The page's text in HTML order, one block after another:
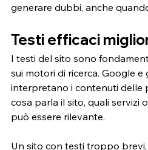
generare dubbi, anche
Testi efficaci
I testi del sito sono
sui motori di ricerca. Google e
interpretano i contenuti delle
cosa parla il sito, quali servizi
può essere rilevante.
Un sito con testi troppo